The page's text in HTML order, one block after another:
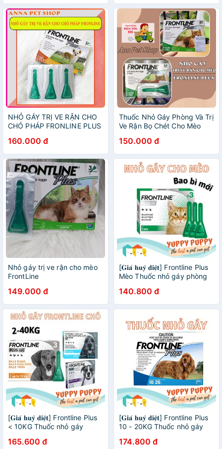
NHỎ GÁY TRỊ VE RẬN CHO
CHÓ PHÁP FRONLINE PLUS
160.000 đ
Thuốc Nhỏ Gáy Phòng Và Trị
Ve Rận Bọ Chét Cho Mèo
150.000 đ
Nhỏ gáy trị ve rận cho mèo
FrontLine
149.000 đ
[𝐆𝐢𝐚́ 𝐡𝐮𝐲̉ 𝐝𝐢𝐞̣̂𝐭] Frontline Plus
Mèo Thuốc nhỏ gáy phòng
140.800 đ
[𝐆𝐢𝐚́ 𝐡𝐮𝐲̉ 𝐝𝐢𝐞̣̂𝐭] Frontline Plus
< 10KG Thuốc nhỏ gáy
cho chó / cún
165.600 đ
[𝐆𝐢𝐚́ 𝐡𝐮𝐲̉ 𝐝𝐢𝐞̣̂𝐭] Frontline Plus
10 - 20KG Thuốc nhỏ gáy
cho chó
174.800 đ